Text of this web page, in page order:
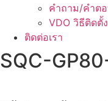
คำถาม/คำต
VDO วิธีติดตั้ง
ติดต่อเรา
SQC-